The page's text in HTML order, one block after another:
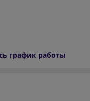
дерева,
график работы